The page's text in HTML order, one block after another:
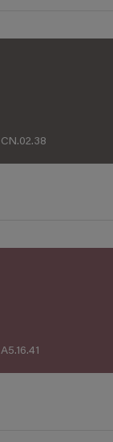
CN.02.38
A5.16.41